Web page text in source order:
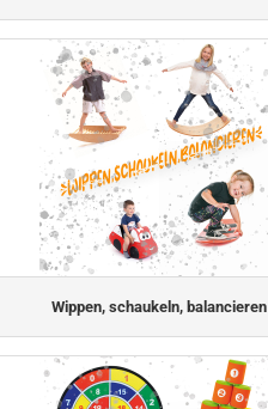
Wippen, schaukeln, balancieren